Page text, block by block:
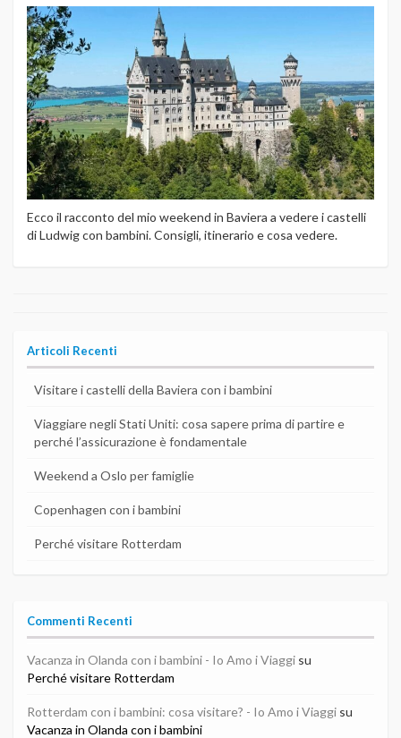
Ecco il racconto del mio weekend in Baviera a vedere i castelli
di Ludwig con bambini. Consigli, itinerario e cosa vedere.
Articoli Recenti
Visitare i castelli della Baviera con i bambini
Viaggiare negli Stati Uniti: cosa sapere prima di partire e
perché l’assicurazione è fondamentale
Weekend a Oslo per famiglie
Copenhagen con i bambini
Perché visitare Rotterdam
Commenti Recenti
Vacanza in Olanda con i bambini - Io Amo i Viaggi su
Perché visitare Rotterdam
Rotterdam con i bambini: cosa visitare? - Io Amo i Viaggi su
Vacanza in Olanda con i bambini